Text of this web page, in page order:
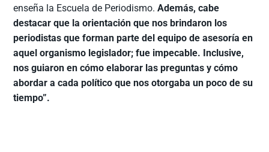
enseña la Escuela de Periodismo.Además, cabe
destacar que la orientación que nos brindaron los
periodistas que forman parte del equipo de asesoría en
aquel organismo legislador; fue impecable. Inclusive,
nos guiaron en cómo elaborar las preguntas y cómo
abordar a cada político que nos otorgaba un poco de su
tiempo”.